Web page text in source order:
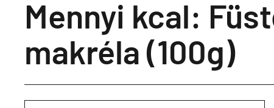
Mennyi kcal:
makréla (100g)